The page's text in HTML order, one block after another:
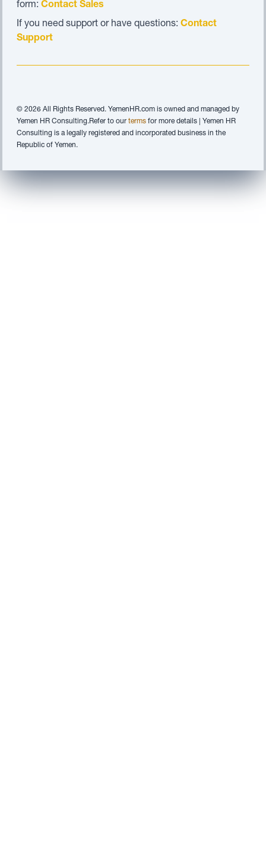
form: Contact Sales
If you need support or have questions: Contact
Support
© 2026 All Rights Reserved. YemenHR.com is owned and managed by
Yemen HR Consulting.Refer to our terms for more details | Yemen HR
Consulting is a legally registered and incorporated business in the
Republic of Yemen.